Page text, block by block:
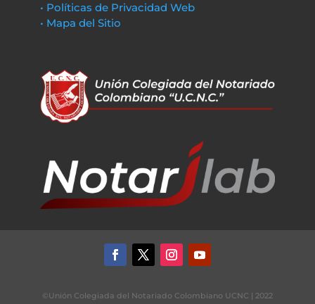
• Políticas de Privacidad Web
• Mapa del Sitio
©Unión Colegiada del Notariado Colombiano UCNC | 2022